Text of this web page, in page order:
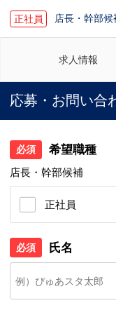
正社員 店長・幹部候
求人情報
応募・お問い合
必須 希望職種
店長・幹部候補
正社員
必須 氏名